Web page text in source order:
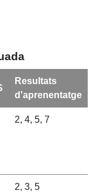
Resultats
d'aprenentatge
2, 4, 5, 7
2, 3, 5